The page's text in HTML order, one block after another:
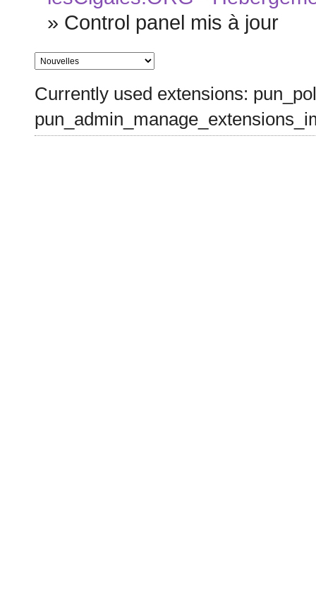
» Control panel mis à jour
Currently used extensions: